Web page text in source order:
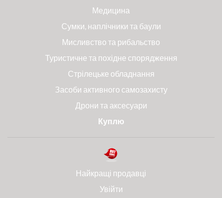
Медицина
Сумки, наплічники та баули
Мисливство та рибальство
Туристичне та похідне спорядження
Стрілецьке обладнання
Засоби активного самозахисту
Дрони та аксесуари
Куплю
Найкращі продавці
Увійти